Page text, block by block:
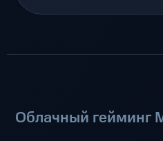
Облачный гейминг